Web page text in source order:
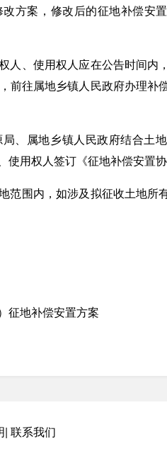
方案，修改后的征地补偿安
人、使用权人应在公告时间内
前往属地乡镇人民政府办理补
、属地乡镇人民政府结合土
用权人签订《征地补偿安置协
范围内，如涉及拟征收土地所
征地补偿安置方案
| 联系我们